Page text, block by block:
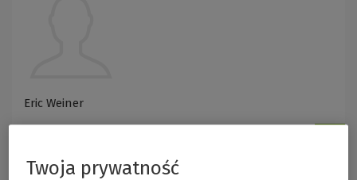
Eric Weiner
Twoja prywatność